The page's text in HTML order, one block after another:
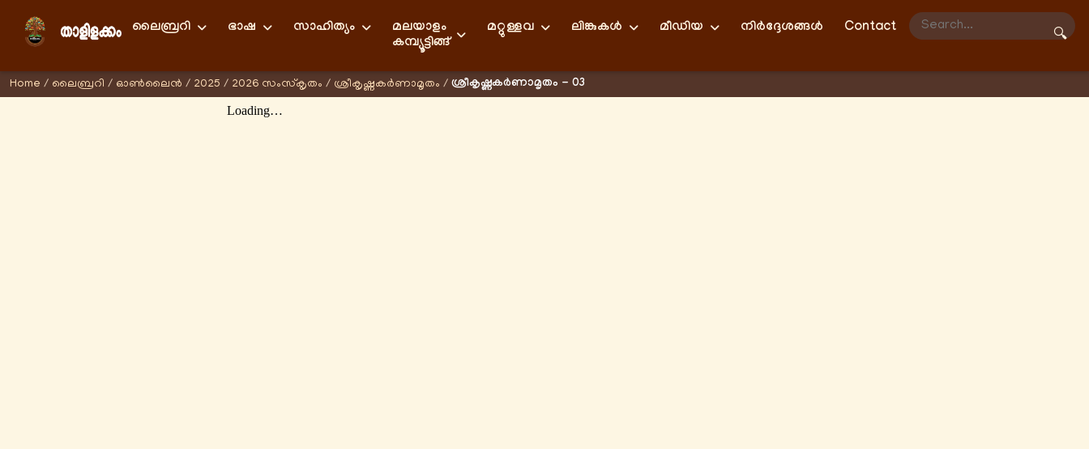
ലൈബ്രറി ഭാഷ സാഹിത്യം
മലയാളം
കമ്പ്യൂട്ടിങ്ങ്
മറ്റുള്ളവ ലിങ്കുകള്‍ മീഡിയ നിർദ്ദേശങ്ങൾ Contact
🔍
Home / ലൈബ്രറി / ഓണ്‍ലൈന്‍ / 2025 / 2026 സംസ്കൃതം / ശ്രീകൃഷ്ണകര്‍ണാമൃതം / ശ്രീകൃഷ്ണകര്‍ണാമൃതം - 03